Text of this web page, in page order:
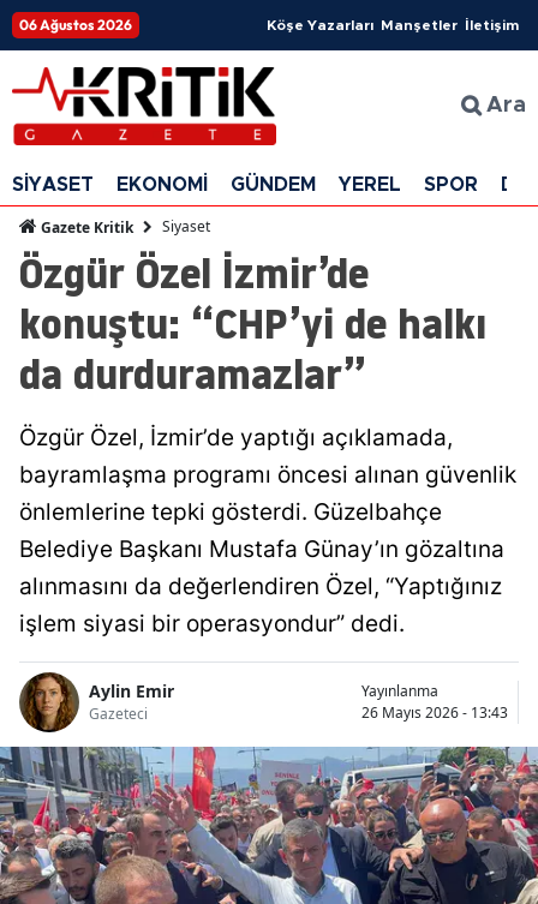
06 Ağustos 2026 Köşe Yazarları Manşetler İletişim
Ara
SİYASET EKONOMİ GÜNDEM YEREL SPOR
Gazete Kritik Siyaset
Özgür Özel İzmir’de
konuştu: “CHP’yi de halkı
da durduramazlar”
Özgür Özel, İzmir’de yaptığı açıklamada,
bayramlaşma programı öncesi alınan güvenlik
önlemlerine tepki gösterdi. Güzelbahçe
Belediye Başkanı Mustafa Günay’ın gözaltına
alınmasını da değerlendiren Özel, “Yaptığınız
işlem siyasi bir operasyondur” dedi.
Aylin Emir
Gazeteci
Yayınlanma
26 Mayıs 2026 - 13:43